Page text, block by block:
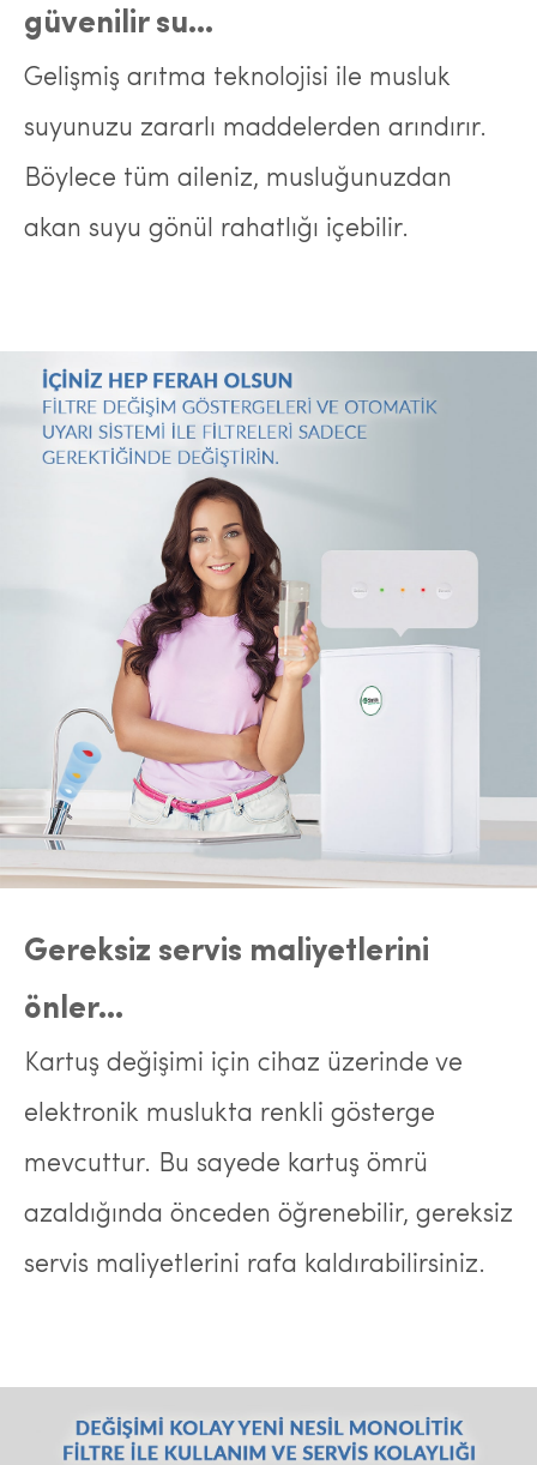
güvenilir su...
Gelişmiş arıtma teknolojisi ile musluk
suyunuzu zararlı maddelerden arındırır.
Böylece tüm aileniz, musluğunuzdan
akan suyu gönül rahatlığı içebilir.
Gereksiz servis maliyetlerini
önler...
Kartuş değişimi için cihaz üzerinde ve
elektronik muslukta renkli gösterge
mevcuttur. Bu sayede kartuş ömrü
azaldığında önceden öğrenebilir, gereksiz
servis maliyetlerini rafa kaldırabilirsiniz.